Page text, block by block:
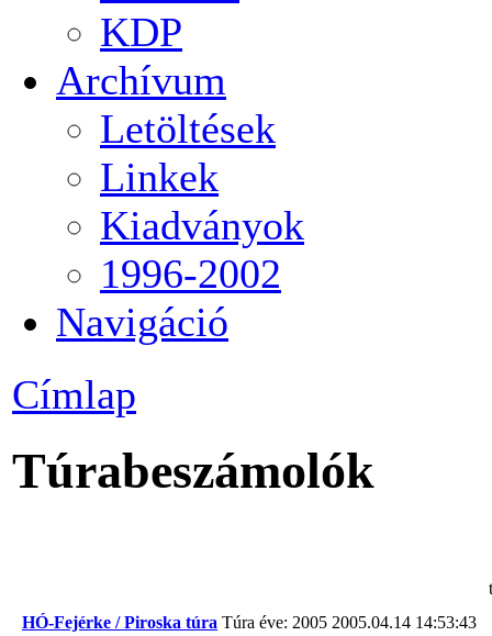
KDP
Archívum
Letöltések
Linkek
Kiadványok
1996-2002
Navigáció
Címlap
Túrabeszámolók
HÓ-Fejérke / Piroska túra Túra éve: 2005 2005.04.14 14:53:43